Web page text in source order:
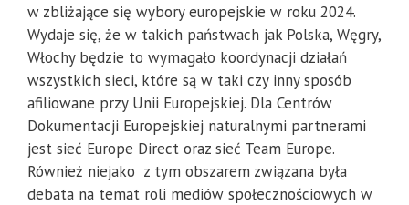
w zbliżające się wybory europejskie w roku 2024.
Wydaje się, że w takich państwach jak Polska, Węgry,
Włochy będzie to wymagało koordynacji działań
wszystkich sieci, które są w taki czy inny sposób
afiliowane przy Unii Europejskiej. Dla Centrów
Dokumentacji Europejskiej naturalnymi partnerami
jest sieć Europe Direct oraz sieć Team Europe.
Również niejako z tym obszarem związana była
debata na temat roli mediów społecznościowych w